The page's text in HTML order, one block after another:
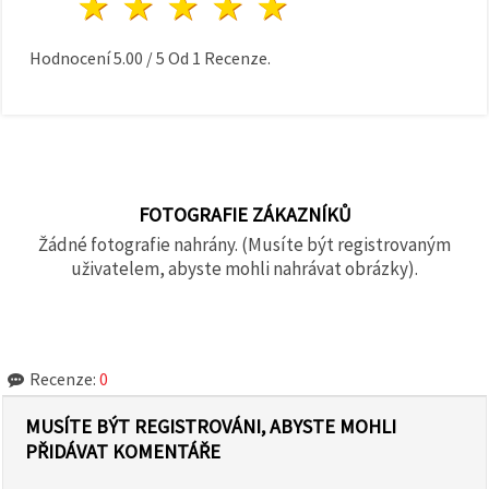
Hodnocení5.00 /5 Od 1 Recenze.
FOTOGRAFIE ZÁKAZNÍKŮ
Žádné fotografie nahrány. (Musíte být registrovaným
uživatelem, abyste mohli nahrávat obrázky).
Recenze: 0
MUSÍTE BÝT REGISTROVÁNI, ABYSTE MOHLI
PŘIDÁVAT KOMENTÁŘE